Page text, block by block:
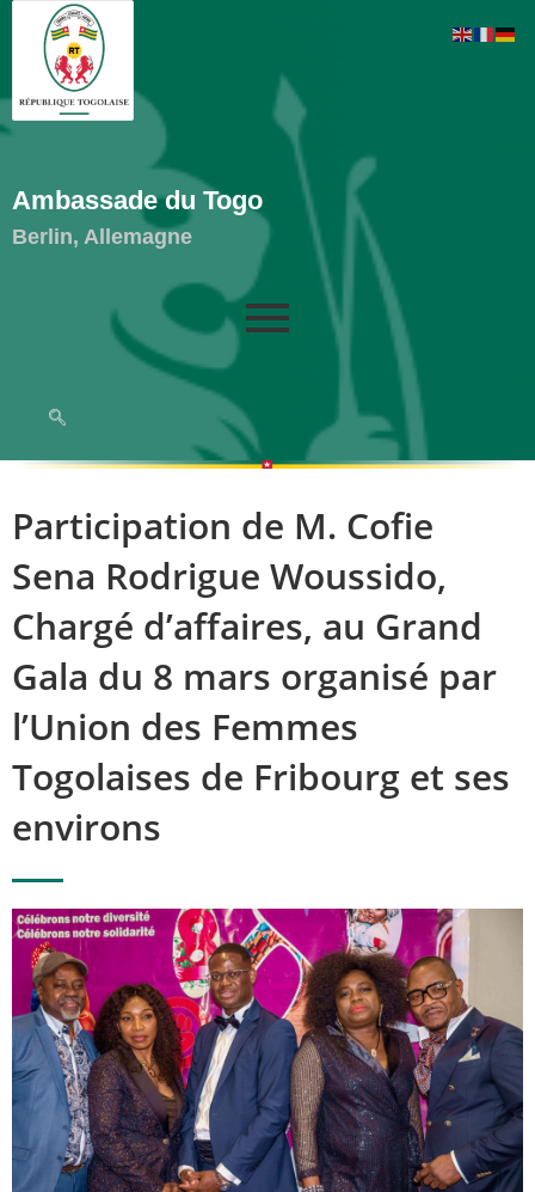
Ambassade du Togo
Berlin, Allemagne
Participation de M. Cofie
Sena Rodrigue Woussido,
Chargé d’affaires, au Grand
Gala du 8 mars organisé par
l’Union des Femmes
Togolaises de Fribourg et ses
environs